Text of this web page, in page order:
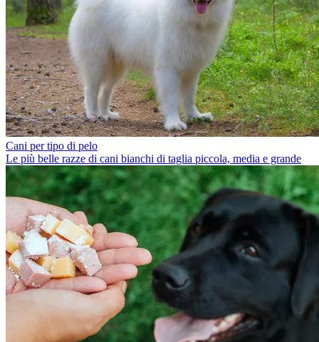
Cani per tipo di pelo
Le più belle razze di cani bianchi di taglia piccola, media e grande